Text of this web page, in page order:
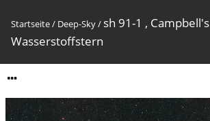
Startseite/ Deep-Sky/ sh 91-1 , Campbell's
Wasserstoffstern